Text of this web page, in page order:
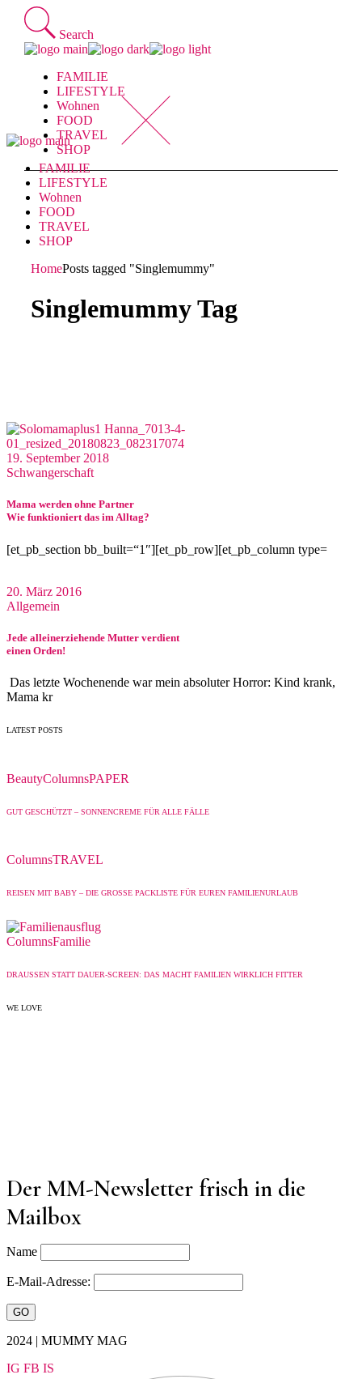
Skip
content
Search
FAMILIE
LIFESTYLE
Wohnen
FOOD
TRAVEL
SHOP
FAMILIE
LIFESTYLE
Wohnen
FOOD
TRAVEL
SHOP
HomePosts tagged "Singlemummy"
Singlemummy Tag
19. September 2018
Schwangerschaft
Mama werden ohne Partner
Wie funktioniert das im Alltag?
[et_pb_section bb_built=“1″][et_pb_row][et_pb_column type=
20. März 2016
Allgemein
Jede alleinerziehende Mutter verdient
einen Orden!
Das letzte Wochenende war mein absoluter Horror: Kind krank,
Mama kr
LATEST POSTS
BeautyColumnsPAPER
GUT GESCHÜTZT – SONNENCREME FÜR ALLE FÄLLE
ColumnsTRAVEL
REISEN MIT BABY – DIE GROSSE PACKLISTE FÜR EUREN FAMILIENURLAUB
ColumnsFamilie
DRAUSSEN STATT DAUER-SCREEN: DAS MACHT FAMILIEN WIRKLICH FITTER
WE LOVE
Der MM-Newsletter frisch in die
Mailbox
Name
E-Mail-Adresse:
2024 | MUMMY MAG
IG FB IS